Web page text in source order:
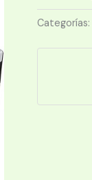
RW
24F1ST
Categorías: